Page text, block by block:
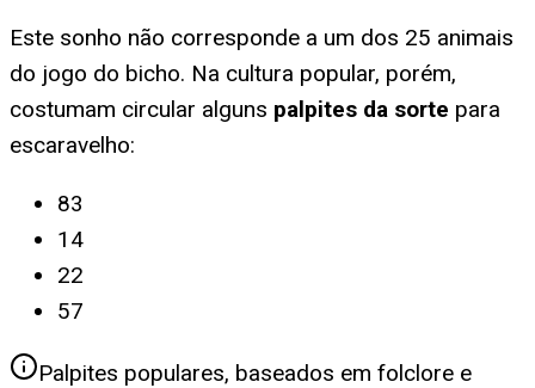
Este sonho não corresponde a um dos 25 animais
do jogo do bicho. Na cultura popular, porém,
costumam circular alguns palpites da sorte para
escaravelho:
83
14
22
57
Palpites populares, baseados em folclore e